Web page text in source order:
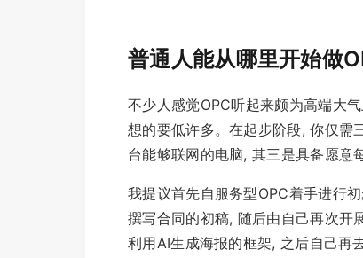
普通人能从哪里开始做
不少人感觉OPC听起来颇为高端大
想的要低许多。在起步阶段, 你仅需
台能够联网的电脑, 其三是具备愿意
我提议首先自服务型OPC着手进行
撰写合同的初稿, 随后由自己再次开
利用AI生成海报的框架, 之后自己再